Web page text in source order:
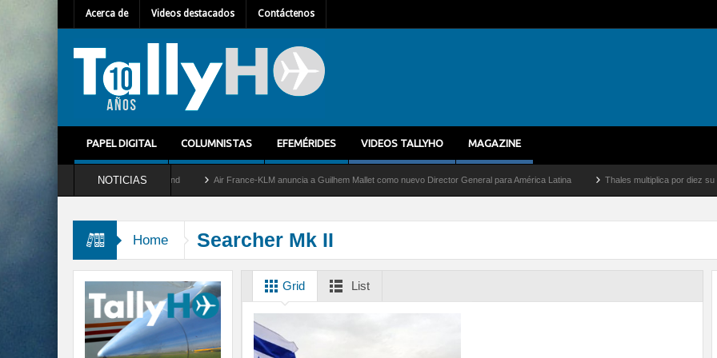
Acerca de Videos destacados Contáctenos
PAPEL DIGITAL COLUMNISTAS EFEMÉRIDES VIDEOS TALLYHO MAGAZINE
NOTICIAS
retira del servicio al C-2 Greyhound Air France-KLM anuncia a Guilhem Mallet como nuevo Director General para América Latina Thales multiplica por diez su
Home Searcher Mk II
Grid List